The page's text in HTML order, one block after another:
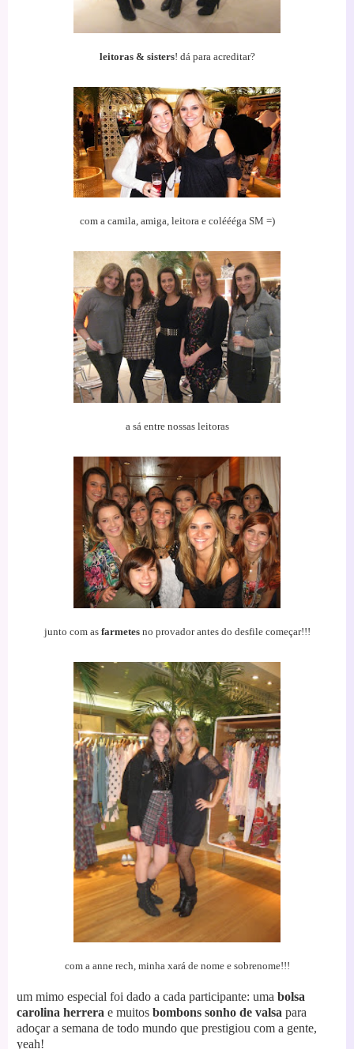
leitoras & sisters! dá para acreditar?
com a camila, amiga, leitora e coléééga SM =)
a sá entre nossas leitoras
junto com as farmetesno provador antes do desfile começar!!!
com a anne rech, minha xará de nome e sobrenome!!!
um mimo especial foi dado a cada participante: uma bolsa
carolina herrera e muitos bombons sonho de valsa para
adoçar a semana de todo mundo que prestigiou com a gente,
yeah!